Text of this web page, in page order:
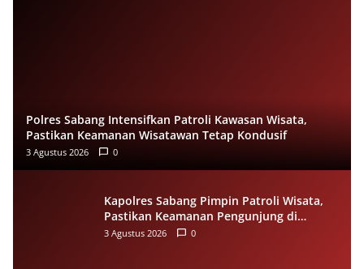
Polres Sabang Intensifkan Patroli Kawasan Wisata,
Pastikan Keamanan Wisatawan Tetap Kondusif
3 Agustus 2026 0
Kapolres Sabang Pimpin Patroli Wisata,
Pastikan Keamanan Pengunjung di
Destinasi Wisata Tetap Kondusif
3 Agustus 2026 0